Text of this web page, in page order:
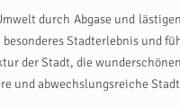
durch Abgase und
Stadterlebnis und
der Stadt, die
und abwechslungsreiche